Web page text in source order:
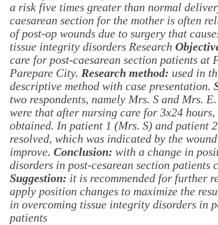
a risk five times greater than normal
caesarean section for the mother is often
of post-op wounds due to surgery that
tissue integrity disorders Research
care for post-caesarean section patients at
Parepare City. Research method: used in
descriptive method with case presentation.
two respondents, namely Mrs. S and Mrs.
were that after nursing care for 3x24 hours,
obtained. In patient 1 (Mrs. S) and patient
resolved, which was indicated by the
improve. Conclusion: with a change in
disorders in post-cesarean section patients
Suggestion: it is recommended for further
apply position changes to maximize the
in overcoming tissue integrity disorders in
patients